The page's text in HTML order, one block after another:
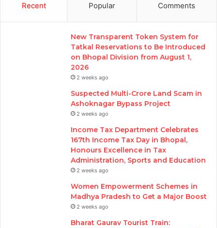
Recent Popular Comments
New Transparent Token System for
Tatkal Reservations to Be Introduced
on Bhopal Division from August 1,
2026
2 weeks ago
Suspected Multi-Crore Land Scam in
Ashoknagar Bypass Project
2 weeks ago
Income Tax Department Celebrates
167th Income Tax Day in Bhopal,
Honours Excellence in Tax
Administration, Sports and Education
2 weeks ago
Women Empowerment Schemes in
Madhya Pradesh to Get a Major Boost
2 weeks ago
Bharat Gaurav Tourist Train: